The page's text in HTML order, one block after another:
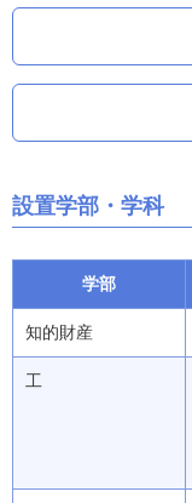
設置学部・学科
学部
知的財産
工